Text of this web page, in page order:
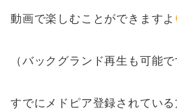
動画で楽しむことができますよ
（バックグランド再生も可能で
すでにメドピア登録されている